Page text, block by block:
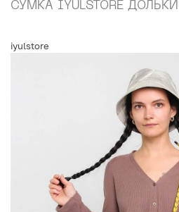
СУМКА IYULSTORE
iyulstore